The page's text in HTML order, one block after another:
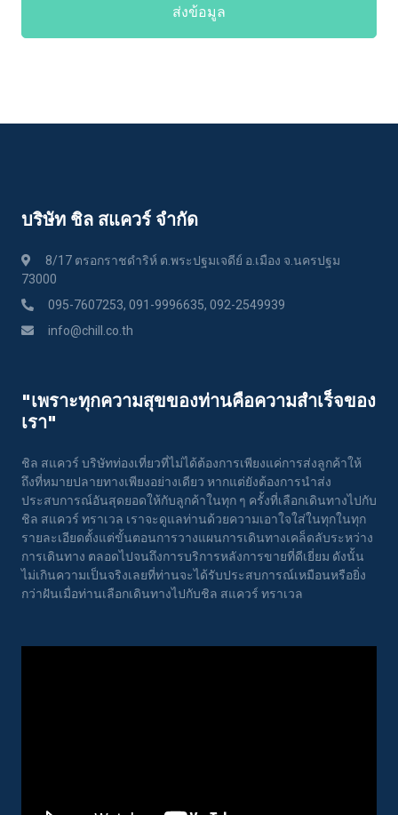
ส่งข้อมูล
บริษัท ชิล สแควร์ จำกัด
8/17 ตรอกราชดำริห์ ต.พระปฐมเจดีย์ อ.เมือง จ.นครปฐม
73000
095-7607253, 091-9996635, 092-2549939
info@chill.co.th
"เพราะทุกความสุขของท่านคือความสําเร็จของ
เรา"
ชิล สแควร์ บริษัทท่องเที่ยวที่ไม่ได้ต้องการเพียงแค่การส่งลูกค้าให้
ถึงที่หมายปลายทางเพียงอย่างเดียว หากแต่ยังต้องการนำส่ง
ประสบการณ์อันสุดยอดให้กับลูกค้าในทุก ๆ ครั้งที่เลือกเดินทางไปกับ
ชิล สแควร์ ทราเวล เราจะดูแลท่านด้วยความเอาใจใส่ในทุกในทุก
รายละเอียดตั้งแต่ขั้นตอนการวางแผนการเดินทางเคล็ดลับระหว่าง
การเดินทาง ตลอดไปจนถึงการบริการหลังการขายที่ดีเยี่ยม ดังนั้น
ไม่เกินความเป็นจริงเลยที่ท่านจะได้รับประสบการณ์เหมือนหรือยิ่ง
กว่าฝันเมื่อท่านเลือกเดินทางไปกับชิล สแควร์ ทราเวล